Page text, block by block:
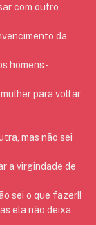
com outro
da
homens -
para voltar
mas não sei
a virgindade de
sei o que fazer!!
ela não deixa